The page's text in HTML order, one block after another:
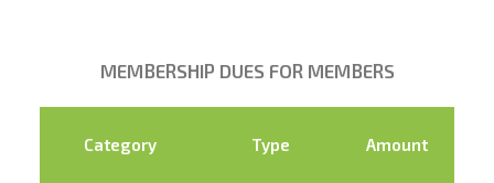
MEMBERSHIP DUES FOR MEMBERS
Category Type Amount